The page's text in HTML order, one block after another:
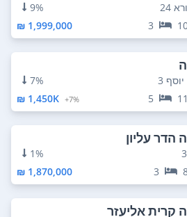
24
9%
3
1,999,000 ₪
3
7%
5
7%+
1,450K ₪
הדר עליון
1%
3
1,870,000 ₪
קרית אליעזר